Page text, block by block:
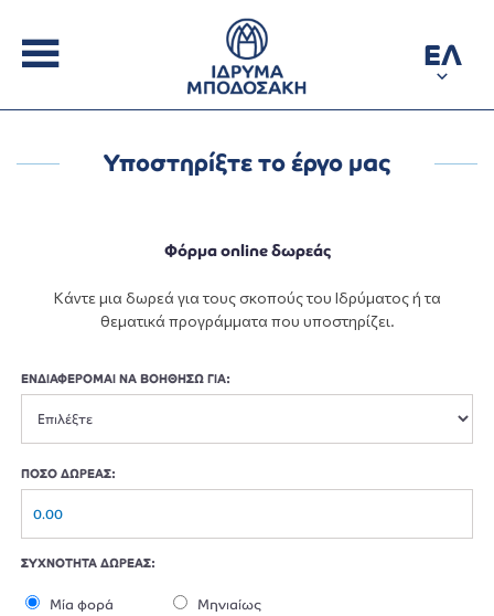
ΕΛ
Υποστηρίξτε το έργο μας
Φόρμα online δωρεάς
Κάντε μια δωρεά για τους σκοπούς του Ιδρύματος ή τα
θεματικά προγράμματα που υποστηρίζει.
ΕΝΔΙΑΦΕΡΟΜΑΙ ΝΑ ΒΟΗΘΗΣΩ ΓΙΑ:
ΠΟΣΟ ΔΩΡΕΑΣ:
ΣΥΧΝΟΤΗΤΑ ΔΩΡΕΑΣ:
Μία φορά Μηνιαίως